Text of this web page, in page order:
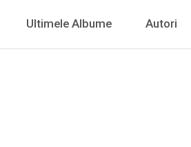
Ultimele Albume Autori